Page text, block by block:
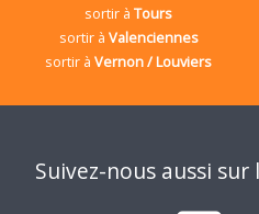
sortir àTours
sortir à Valenciennes
sortir àVernon / Louviers
Suivez-nous aussi sur